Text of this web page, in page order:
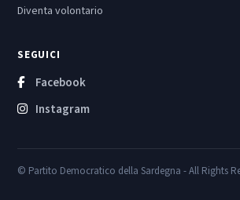
Diventa volontario
SEGUICI
Facebook
Instagram
© Partito Democratico della Sardegna - All Rights